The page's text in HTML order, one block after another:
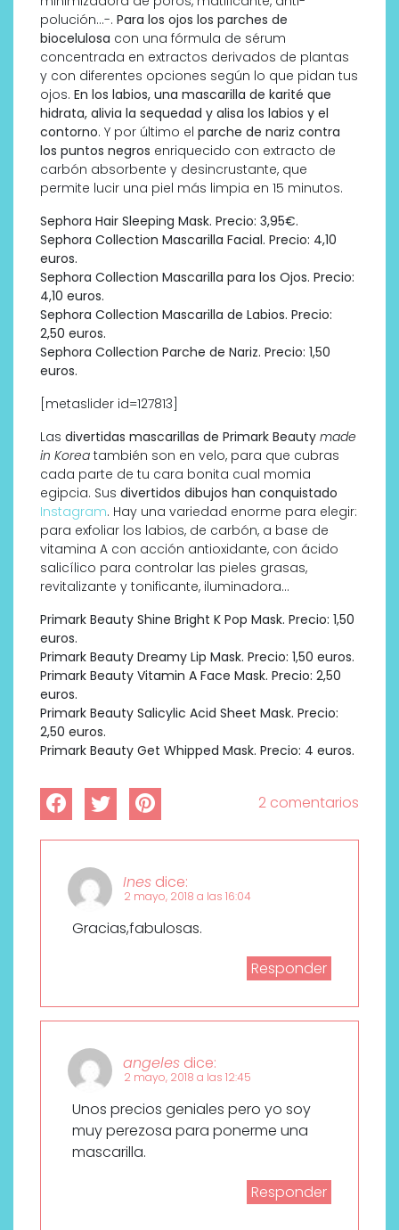
polución…-. Para los ojos los parches de
biocelulosa con una fórmula de sérum
concentrada en extractos derivados de plantas
y con diferentes opciones según lo que pidan tus
ojos. En los labios, una mascarilla de karité que
hidrata, alivia la sequedad y alisa los labios y el
contorno. Y por último el parche de nariz contra
los puntos negros enriquecido con extracto de
carbón absorbente y desincrustante, que
permite lucir una piel más limpia en 15 minutos.
Sephora Hair Sleeping Mask. Precio: 3,95€.
Sephora Collection Mascarilla Facial. Precio: 4,10
euros.
Sephora Collection Mascarilla para los Ojos. Precio:
4,10 euros.
Sephora Collection Mascarilla de Labios. Precio:
2,50 euros.
Sephora Collection Parche de Nariz. Precio: 1,50
euros.
[metaslider id=127813]
Las divertidas mascarillas de Primark Beauty made
in Korea también son en velo, para que cubras
cada parte de tu cara bonita cual momia
egipcia. Sus divertidos dibujos han conquistado
Instagram. Hay una variedad enorme para elegir:
para exfoliar los labios, de carbón, a base de
vitamina A con acción antioxidante, con ácido
salicílico para controlar las pieles grasas,
revitalizante y tonificante, iluminadora…
Primark Beauty Shine Bright K Pop Mask. Precio: 1,50
euros.
Primark Beauty Dreamy Lip Mask. Precio: 1,50 euros.
Primark Beauty Vitamin A Face Mask. Precio: 2,50
euros.
Primark Beauty Salicylic Acid Sheet Mask. Precio:
2,50 euros.
Primark Beauty Get Whipped Mask. Precio: 4 euros.
2 comentarios
Ines dice:
2 mayo, 2018 a las 16:04
Gracias,fabulosas.
Responder
angeles dice:
2 mayo, 2018 a las 12:45
Unos precios geniales pero yo soy
muy perezosa para ponerme una
mascarilla.
Responder